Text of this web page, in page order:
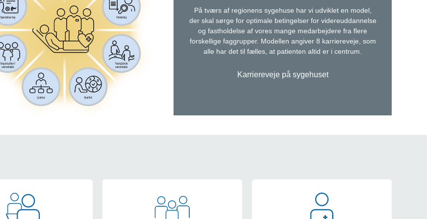
På tværs af regionens sygehuse har vi udviklet en model,
der skal sørge for optimale betingelser for videreuddannelse
og fastholdelse af vores mange medarbejdere fra flere
forskellige faggrupper. Modellen angiver 8 karriereveje, som
alle har det til fælles, at patienten altid er i centrum.
Karriereveje på sygehuset